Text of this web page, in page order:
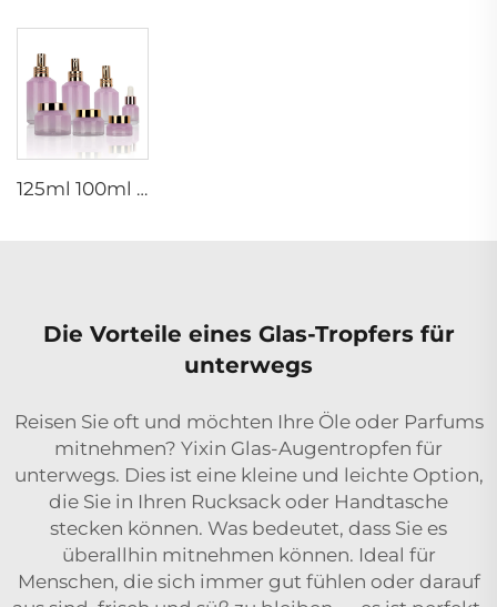
125ml 100ml 60ml 15ml 100g 50g 30g Hautpflege-Paket Glas Kosmetik-Pumpe Spray Serum Toner Flasche
Die Vorteile eines Glas-Tropfers für
unterwegs
Reisen Sie oft und möchten Ihre Öle oder Parfums
mitnehmen? Yixin Glas-Augentropfen für
unterwegs. Dies ist eine kleine und leichte Option,
die Sie in Ihren Rucksack oder Handtasche
stecken können. Was bedeutet, dass Sie es
überallhin mitnehmen können. Ideal für
Menschen, die sich immer gut fühlen oder darauf